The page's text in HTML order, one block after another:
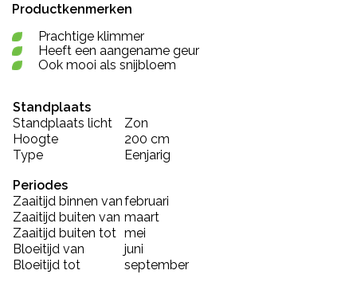
Productkenmerken
Prachtige klimmer
Heeft een aangename geur
Ook mooi als snijbloem
Standplaats
Standplaats licht
Zon
Hoogte
200 cm
Type
Eenjarig
Periodes
Zaaitijd binnen vanfebruari
Zaaitijd buiten van maart
Zaaitijd buiten tot mei
Bloeitijd van
juni
Bloeitijd tot
september